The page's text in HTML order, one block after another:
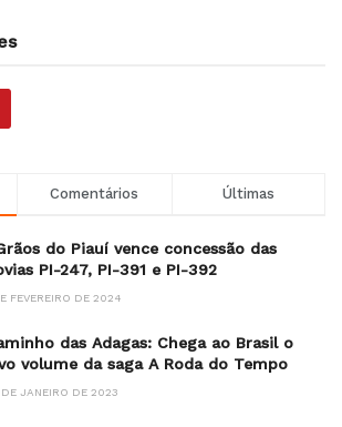
Comentários Últimas
do Piauí vence concessão das
PI-247, PI-391 e PI-392
FEVEREIRO DE 2024
das Adagas: Chega ao Brasil o
volume da saga A Roda do Tempo
JANEIRO DE 2023